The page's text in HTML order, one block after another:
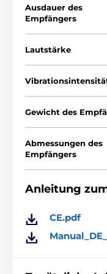
Ausdauer des
Empfängers
Lautstärke
Gewicht des
Abmessungen des
Empfängers
Anleitung
CE.pdf